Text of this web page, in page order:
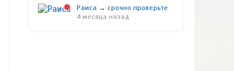
Раиса →срочно проверьте
4 месяца назад